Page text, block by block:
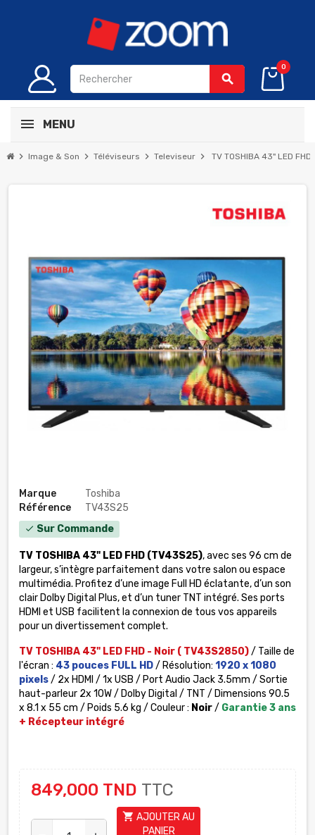
search
0
MENU
chevron_right Image & Son chevron_right Téléviseurs chevron_right Televiseur chevron_right TV TOSHIBA 43" LED
Marque
Toshiba
Référence
TV43S25
check Sur Commande
TV TOSHIBA 43" LED FHD (TV43S25), avec ses 96 cm de
largeur, s’intègre parfaitement dans votre salon ou espace
multimédia. Profitez d’une image Full HD éclatante, d’un son
clair Dolby Digital Plus, et d’un tuner TNT intégré. Ses ports
HDMI et USB facilitent la connexion de tous vos appareils
pour un divertissement complet.
TV TOSHIBA 43" LED FHD - Noir ( TV43S2850)/ Taille de
l'écran : 43 pouces FULL HD/ Résolution: 1920 x 1080
pixels/ 2x HDMI / 1x USB / Port Audio Jack 3.5mm / Sortie
haut-parleur 2x 10W/ Dolby Digital / TNT / Dimensions 90.5
x 8.1 x 55 cm / Poids 5.6 kg / Couleur : Noir/ Garantie 3 ans
+ Récepteur intégré
849,000 TND TTC
shopping_cart AJOUTER AU
PANIER